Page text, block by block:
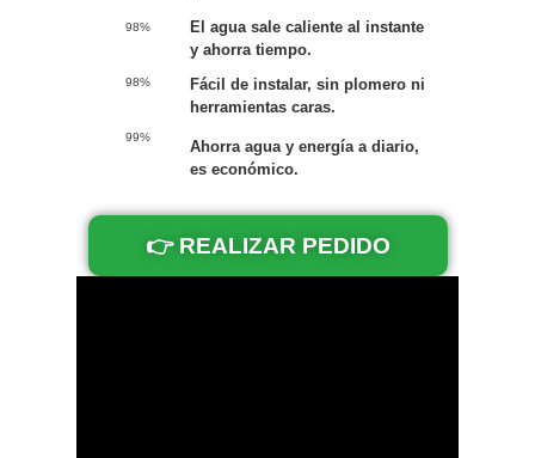
98%
98%
99%
El agua sale caliente al instante
y ahorra tiempo.
Fácil de instalar, sin plomero ni
herramientas caras.
Ahorra agua y energía a diario,
es económico.
👉 REALIZAR PEDIDO